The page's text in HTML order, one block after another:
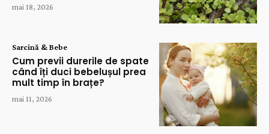
mai 18, 2026
Sarcină & Bebe
Cum previi durerile de spate
când îți duci bebelușul prea
mult timp în brațe?
mai 11, 2026